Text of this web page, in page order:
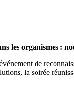
les organismes :
de
la soirée